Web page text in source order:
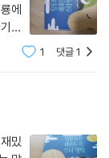
에
에
니
수
1 댓글1
밌